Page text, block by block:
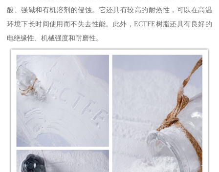
酸、强碱和有机溶剂的侵蚀。它还具有较高的耐热性，可以在高温
环境下长时间使用而不失去性能。此外，ECTFE树脂还具有良好的
电绝缘性、机械强度和耐磨性。